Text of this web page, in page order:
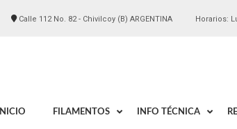
Horarios:
Calle 112 No. 82 - Chivilcoy (B) ARGENTINA
INICIO FILAMENTOS INFO TÉCNICA